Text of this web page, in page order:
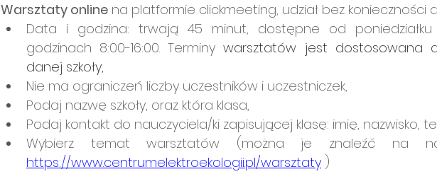
Warsztaty online na platformie clickmeeting, udział bez konieczności
Data i godzina: trwają 45 minut, dostępne od
godzinach 8:00-16:00. Terminy warsztatów jest dostosowana
danej szkoły,
Nie ma ograniczeń liczby uczestników i uczestniczek,
Podaj nazwę szkoły, oraz która klasa,
Podaj kontakt do nauczyciela/ki zapisującej klasę: imię, nazwisko,
https://www.centrumelektroekologii.pl/warsztaty )